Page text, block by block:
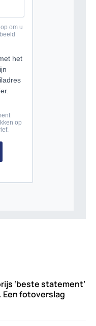
‘beste statement’
Een fotoverslag